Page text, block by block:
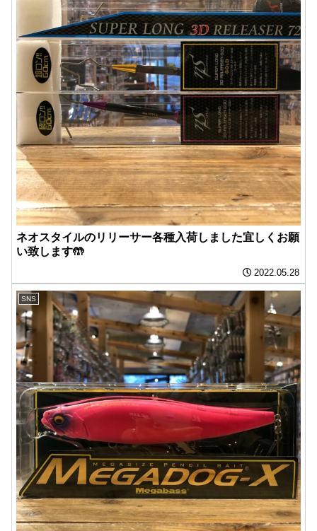
ネオスタイルのリリーサー各種入荷しました宜しくお願
い致します🤲
2022.05.28
SNS